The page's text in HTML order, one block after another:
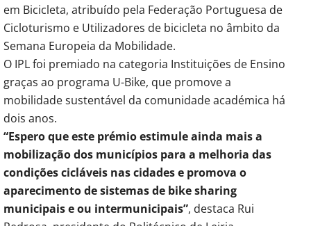
em Bicicleta, atribuído pela Federação Portuguesa de
Cicloturismo e Utilizadores de bicicleta no âmbito da
Semana Europeia da Mobilidade.
O IPL foi premiado na categoria Instituições de Ensino
graças ao programa U-Bike, que promove a
mobilidade sustentável da comunidade académica há
dois anos.
“Espero que este prémio estimule ainda mais a
mobilização dos municípios para a melhoria das
condições cicláveis nas cidades e promova o
aparecimento de sistemas de bike sharing
municipais e ou intermunicipais”, destaca Rui